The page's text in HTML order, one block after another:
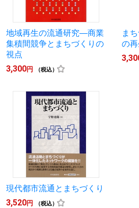
地域再生の流通研究―商業
集積間競争とまちづくりの
視点
3,300円 （税込）
ま
の
現代都市流通とまちづくり
3,520円 （税込）